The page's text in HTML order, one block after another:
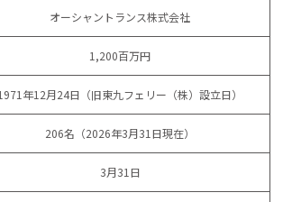
オーシャントランス株式会社
1,200百万円
年12月24日（旧東九フェリー（株）設立日）
206名（2026年3月31日現在）
3月31日